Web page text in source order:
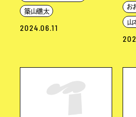
築山礁太
2024.06.11
お
山